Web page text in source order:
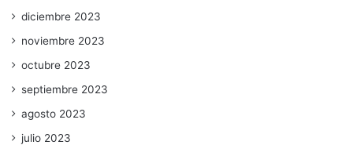
diciembre 2023
noviembre 2023
octubre 2023
septiembre 2023
agosto 2023
julio 2023